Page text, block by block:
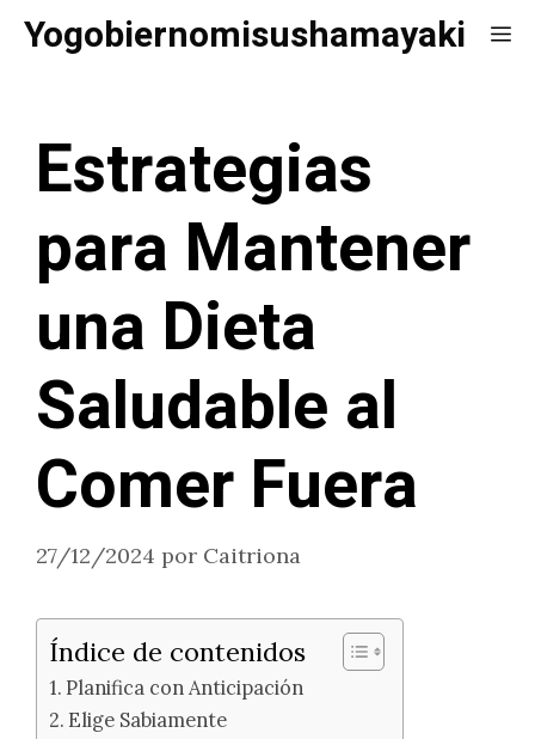
SaltarYogobiernomisushamayaki
Estrategias
para Mantener
una Dieta
Saludable al
Comer Fuera
27/12/2024 por Caitriona
Índice de contenidos
Planifica con Anticipación
Elige Sabiamente